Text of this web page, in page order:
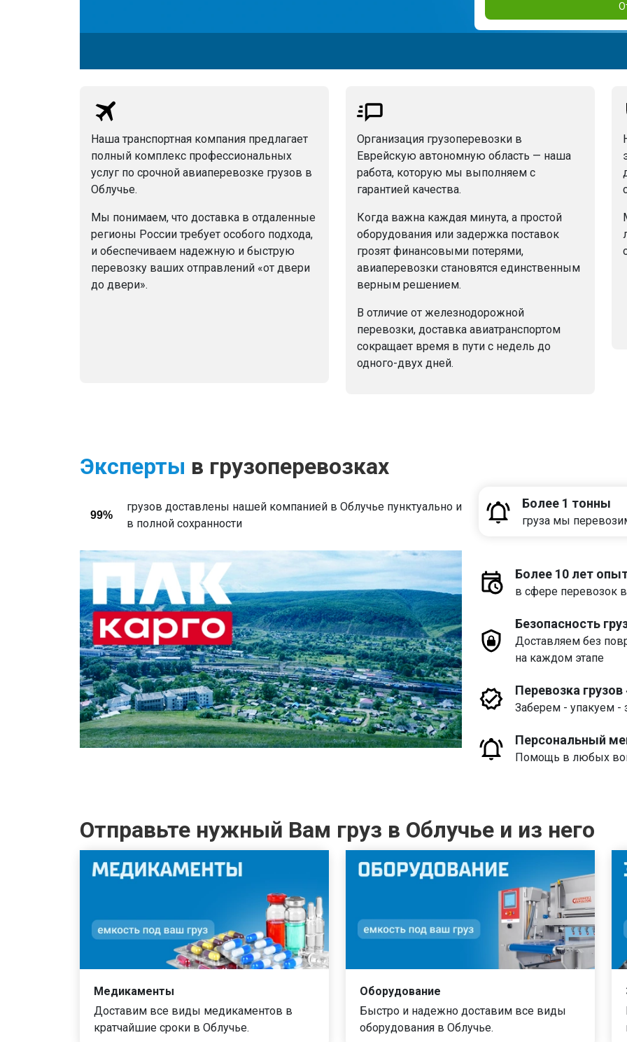
Наша транспортная компания предлагает
полный комплекс профессиональных
услуг по срочной авиаперевозке грузов в
Облучье.
Мы понимаем, что доставка в отдаленные
регионы России требует особого подхода,
и обеспечиваем надежную и быструю
перевозку ваших отправлений «от двери
до двери».
Организация грузоперевозки в
Еврейскую автономную область — наша
работа, которую мы выполняем с
гарантией качества.
Когда важна каждая минута, а простой
оборудования или задержка поставок
грозят финансовыми потерями,
авиаперевозки становятся единственным
верным решением.
В отличие от железнодорожной
перевозки, доставка авиатранспортом
сокращает время в пути с недель до
одного-двух дней.
Эксперты в грузоперевозках
99%
грузов доставлены нашей компанией в Облучье пунктуально и
в полной сохранности
Более 1 тонны
груза мы
Более 10 лет
в сфере перевозок
Безопасность
Доставляем без
на каждом этапе
Перевозка
Заберем - упакуем -
Персональный
Помощь в любых
Отправьте нужный Вам груз в Облучье и из него
Медикаменты
Доставим все виды медикаментов в
кратчайшие сроки в Облучье.
Оборудование
Быстро и надежно доставим все виды
оборудования в Облучье.